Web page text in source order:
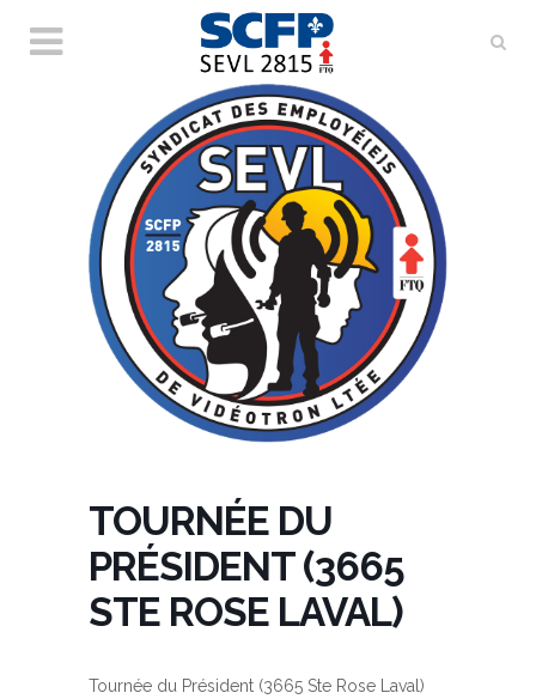
TOURNÉE DU
PRÉSIDENT (3665
STE ROSE LAVAL)
Tournée du Président (3665 Ste Rose Laval)